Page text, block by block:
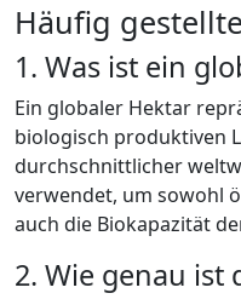
Häufig
1. Was ist ein
Ein globaler Hektar
biologisch produktiven
durchschnittlicher
verwendet, um sowohl
auch die Biokapazität
2. Wie genau ist